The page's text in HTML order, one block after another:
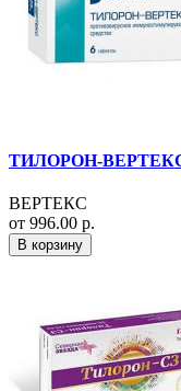
ТИЛОРОН-
ВЕРТЕКС
от 996.00 р.
В корзину